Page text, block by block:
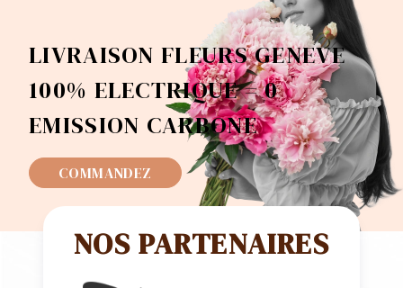
LIVRAISON FLEURS GENEVE
100% ELECTRIQUE = 0
EMISSION CARBONE
COMMANDEZ
NOS PARTENAIRES